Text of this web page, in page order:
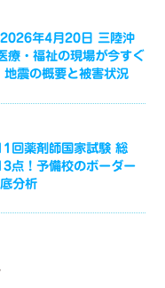
2026年4月20日 三陸沖
・福祉の現場が今すぐ
地震の概要と被害状況
回薬剤師国家試験 総
点！予備校のボーダー
分析